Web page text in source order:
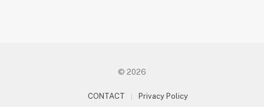
© 2026
CONTACT Privacy Policy